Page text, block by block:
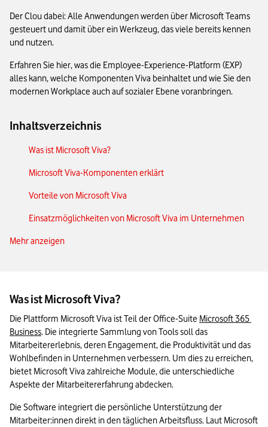
Der Clou dabei: Alle Anwendungen werden über Microsoft Teams
gesteuert und damit über ein Werkzeug, das viele bereits kennen
und nutzen.
Erfahren Sie hier, was die Employee-Experience-Platform (EXP)
alles kann, welche Komponenten Viva beinhaltet und wie Sie den
modernen Workplace auch auf sozialer Ebene voranbringen.
Inhaltsverzeichnis
Was ist Microsoft Viva?
Microsoft Viva-Komponenten erklärt
Vorteile von Microsoft Viva
Einsatzmöglichkeiten von Microsoft Viva im Unternehmen
Microsoft Viva aktivieren – Implementierung in Ihrem
Das Wichtigste zu Microsoft Viva in Kürze
Mehr anzeigen
Was ist Microsoft Viva?
Die Plattform Microsoft Viva ist Teil der Office-Suite Microsoft 365
Business. Die integrierte Sammlung von Tools soll das
Mitarbeitererlebnis, deren Engagement, die Produktivität und das
Wohlbefinden in Unternehmen verbessern. Um dies zu erreichen,
bietet Microsoft Viva zahlreiche Module, die unterschiedliche
Aspekte der Mitarbeitererfahrung abdecken.
Die Software integriert die persönliche Unterstützung der
Mitarbeiter:innen direkt in den täglichen Arbeitsfluss. Laut Microsoft